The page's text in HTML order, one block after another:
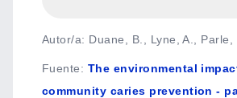
Autor/a: Duane, B., Lyne, A., Parle,
Fuente: The environmental
community caries prevention -